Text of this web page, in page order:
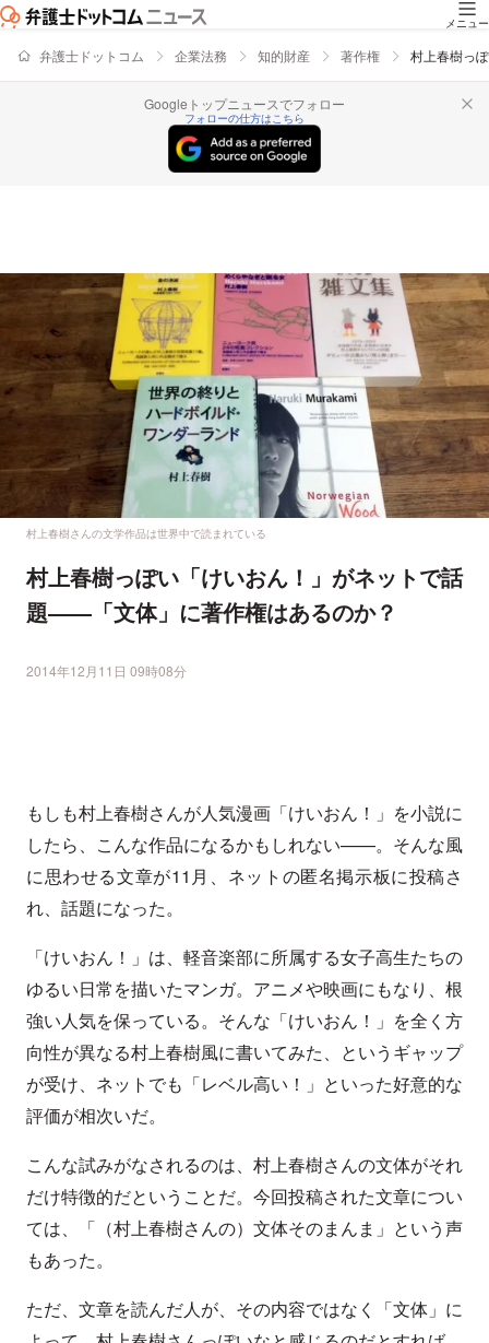
メニュー
弁護士ドットコム 企業法務 知的財産 著作権 村上春樹っ
Googleトップニュースでフォロー
フォローの仕方はこちら
村上春樹さんの文学作品は世界中で読まれている
村上春樹っぽい「けいおん！」がネットで話
題――「文体」に著作権はあるのか？
2014年12月11日 09時08分
もしも村上春樹さんが人気漫画「けいおん！」を小説に
したら、こんな作品になるかもしれない——。そんな風
に思わせる文章が11月、ネットの匿名掲示板に投稿さ
れ、話題になった。
「けいおん！」は、軽音楽部に所属する女子高生たちの
ゆるい日常を描いたマンガ。アニメや映画にもなり、根
強い人気を保っている。そんな「けいおん！」を全く方
向性が異なる村上春樹風に書いてみた、というギャップ
が受け、ネットでも「レベル高い！」といった好意的な
評価が相次いだ。
こんな試みがなされるのは、村上春樹さんの文体がそれ
だけ特徴的だということだ。今回投稿された文章につい
ては、「（村上春樹さんの）文体そのまんま」という声
もあった。
ただ、文章を読んだ人が、その内容ではなく「文体」に